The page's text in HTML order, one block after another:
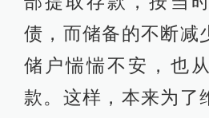
债，而储备的不断减
储户惴惴不安，也
款。这样，本来为了